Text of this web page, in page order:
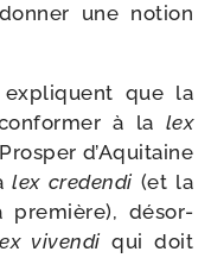
une notion
que la
à la lex
d’Aquitaine
lex cre­den­di (et la
pre­mière), désor­
viven­di qui doit